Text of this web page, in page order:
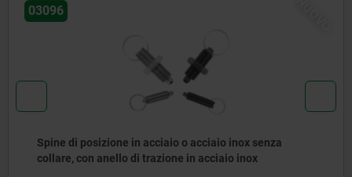
03092
Spina di posizione in acciaio o acciaio inox, versione
corta, con perno filettato